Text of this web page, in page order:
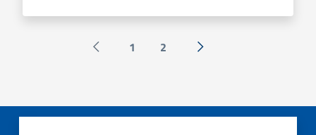
Pagina precedente
1 2 Successiva »